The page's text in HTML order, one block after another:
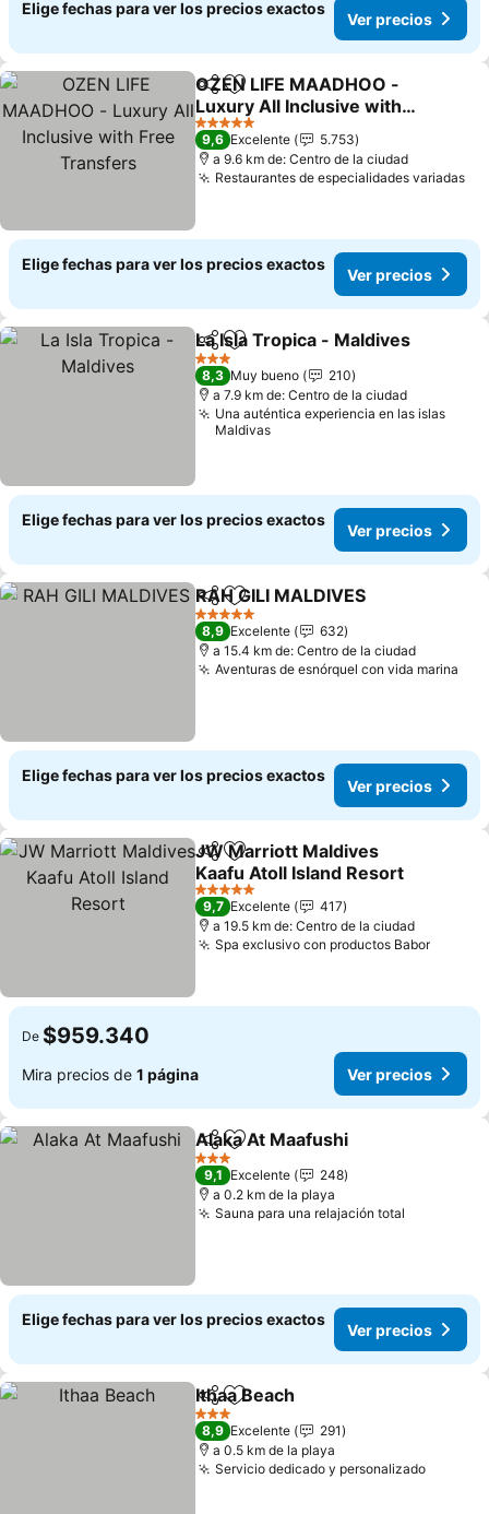
Elige fechas para ver los precios exactos
Ver precios
CompartirAgregar a favoritos
OZEN LIFE MAADHOO -
Luxury All Inclusive with
Free Transfers
5 Estrellas
9,6 Excelente
5.753
a 9.6 km de: Centro de la ciudad
Restaurantes de especialidades variadas
Elige fechas para ver los precios exactos
Ver precios
CompartirAgregar a favoritos
La Isla Tropica - Maldives
3 Estrellas
8,3 Muy bueno
210
a 7.9 km de: Centro de la ciudad
Una auténtica experiencia en las islas
Maldivas
Elige fechas para ver los precios exactos
Ver precios
CompartirAgregar a favoritos
RAH GILI MALDIVES
5 Estrellas
8,9 Excelente
632
a 15.4 km de: Centro de la ciudad
Aventuras de esnórquel con vida marina
Elige fechas para ver los precios exactos
Ver precios
CompartirAgregar a favoritos
JW Marriott Maldives
Kaafu Atoll Island Resort
5 Estrellas
9,7 Excelente
417
a 19.5 km de: Centro de la ciudad
Spa exclusivo con productos Babor
De $959.340
Mira precios de 1 página Ver precios
CompartirAgregar a favoritos
Alaka At Maafushi
3 Estrellas
9,1 Excelente
248
a 0.2 km de la playa
Sauna para una relajación total
Elige fechas para ver los precios exactos
Ver precios
CompartirAgregar a favoritos
Ithaa Beach
3 Estrellas
8,9 Excelente
291
a 0.5 km de la playa
Servicio dedicado y personalizado